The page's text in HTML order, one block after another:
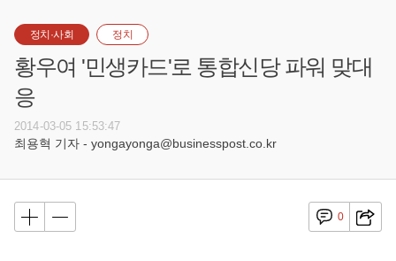
정치·사회 정치
황우여 '민생카드'로 통합신당 파워 맞대
응
2014-03-05 15:53:47
최용혁 기자 - yongayonga@businesspost.co.kr
0